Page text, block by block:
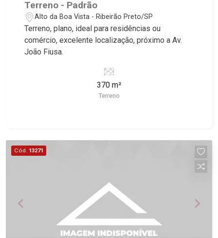
Terreno - Padrão
Alto da Boa Vista - Ribeirão Preto/SP
Terreno, plano, ideal para residências ou
comércio, excelente localização, próximo a Av.
João Fiusa.
370 m²
Terreno
Cód. 13271